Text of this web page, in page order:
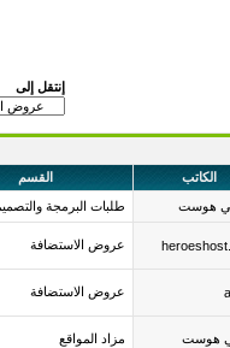
إنتقل إلى
الكاتب القسم
هوست
طلبات البرمجة
عروض الاستضافة
عروض الاستضافة
هوست مزاد المواقع